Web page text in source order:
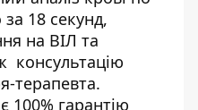
18 секунд,
на ВІЛ та
консультацію
терапевта.
100% гарантію